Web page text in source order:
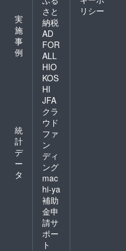
実
施
事
例
統
計
デ
ー
タ
さと
納税
AD
FOR
ALL
HIO
KOS
HI
JFA
クラ
ウド
ファ
ン
ディ
ング
mac
hi-ya
補助
金申
請サ
ポー
ト
リシー